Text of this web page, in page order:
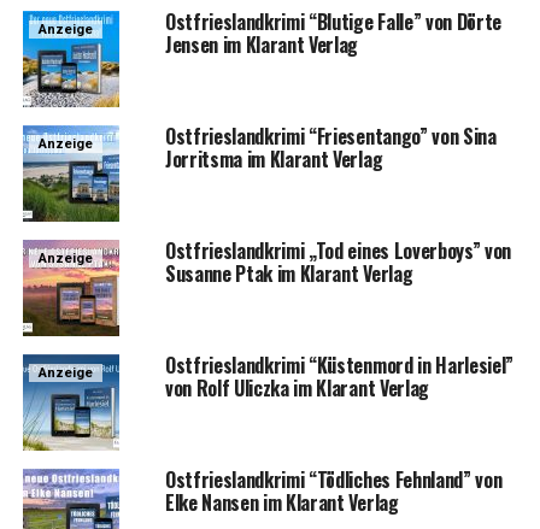
Anzeige Ost­fries­land­kri­mi “Blu­ti­ge Fal­le” von Dör­te
Jen­sen im Klar­ant Verlag
Anzeige Ost­fries­land­kri­mi “Frie­sen­tan­go” von Sina
Jor­rit­s­ma im Klar­ant Verlag
Anzeige Ost­fries­land­kri­mi „Tod eines Lover­boys” von
Susan­ne Ptak im Klar­ant Verlag
Anzeige Ost­fries­land­kri­mi “Küs­ten­mord in Harle­si­el”
von Rolf Ulicz­ka im Klar­ant Verlag
Ost­fries­land­kri­mi “Töd­li­ches Fehn­land” von
Elke Nan­sen im Klar­ant Verlag